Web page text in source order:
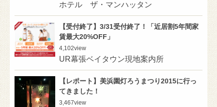
ホテル ザ・マンハッタン
【受付終了】3/31受付終了！「近居割5年間家
賃最大20%OFF」
4,102view
UR幕張ベイタウン現地案内所
【レポート】美浜園灯ろうまつり2015に行っ
てきました！
3,467view